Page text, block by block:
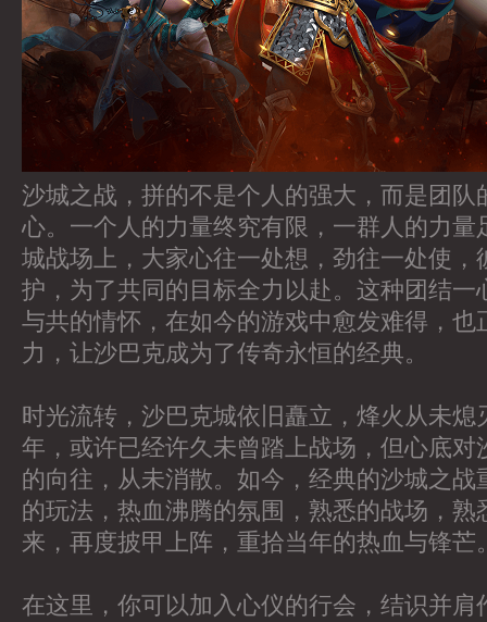
沙城之战，拼的不是个人的强大，而是团队
心。一个人的力量终究有限，一群人的力量
城战场上，大家心往一处想，劲往一处使，
护，为了共同的目标全力以赴。这种团结一
与共的情怀，在如今的游戏中愈发难得，也
力，让沙巴克成为了传奇永恒的经典。
时光流转，沙巴克城依旧矗立，烽火从未熄
年，或许已经许久未曾踏上战场，但心底对
的向往，从未消散。如今，经典的沙城之战
的玩法，热血沸腾的氛围，熟悉的战场，熟
来，再度披甲上阵，重拾当年的热血与锋芒
在这里，你可以加入心仪的行会，结识并肩